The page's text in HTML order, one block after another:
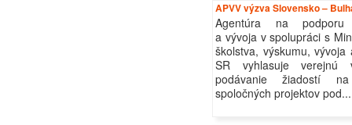
APVV výzva Slovensko –
Agentúra na podporu
a vývoja v spolupráci s
školstva, výskumu, vývoja
SR vyhlasuje verejnú
podávanie žiadostí
spoločných projektov pod...